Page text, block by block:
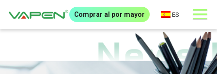
Comprar al por mayor ES